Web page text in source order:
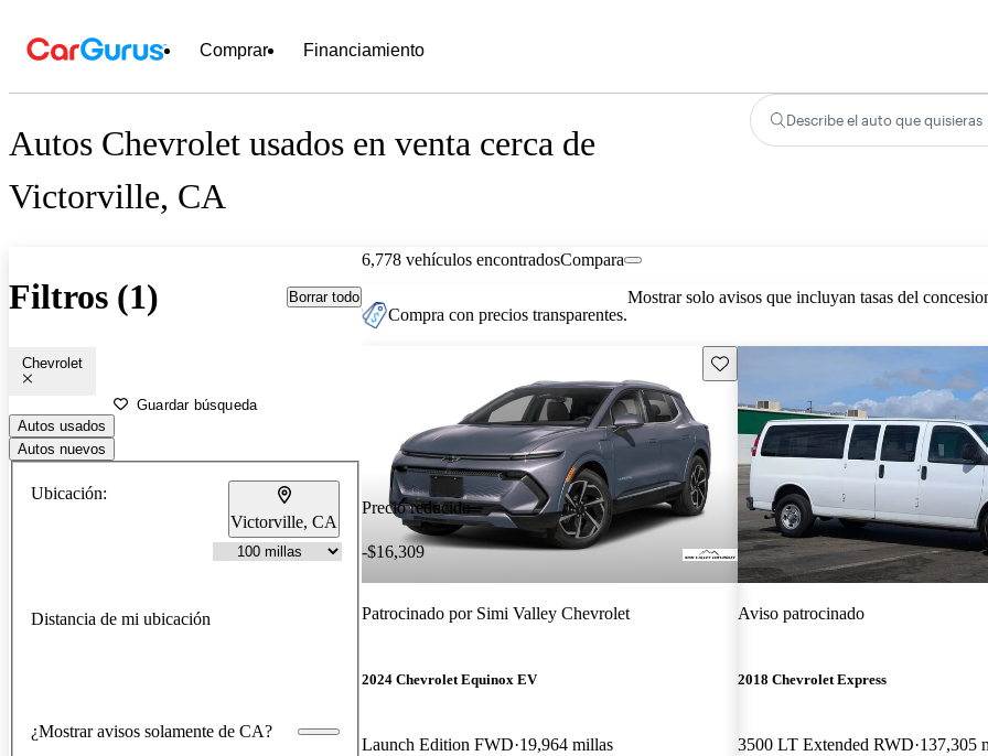
Comprar Financiamiento
Autos Chevrolet usados en venta cerca de
Victorville, CA
Describe el auto que quisieras
Filtros (1) Borrar todo
Chevrolet
Guardar búsqueda
Autos usados
Autos nuevos
Ubicación:
Victorville, CA
Distancia de mi ubicación
¿Mostrar avisos solamente de CA?
6,778 vehículos encontradosCompara
Compra con precios transparentes.
Mostrar solo avisos que incluyan tasas del
Precio reducido
-$16,309
Guarda este Aviso
Patrocinado por Simi Valley Chevrolet
2024 Chevrolet Equinox EV
Launch Edition FWD 19,964 millas
Aviso patrocinado
2018 Chevrolet Express
3500 LT Extended RWD 137,305